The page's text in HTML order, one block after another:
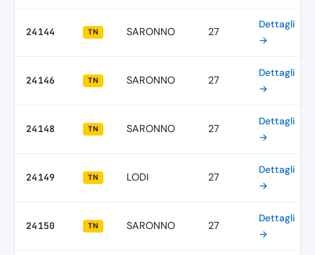
24144 TN SARONNO 27
Dettagli
→
24146 TN SARONNO 27
Dettagli
→
24148 TN SARONNO 27
Dettagli
→
24149 TN LODI 27
Dettagli
→
24150 TN SARONNO 27
Dettagli
→